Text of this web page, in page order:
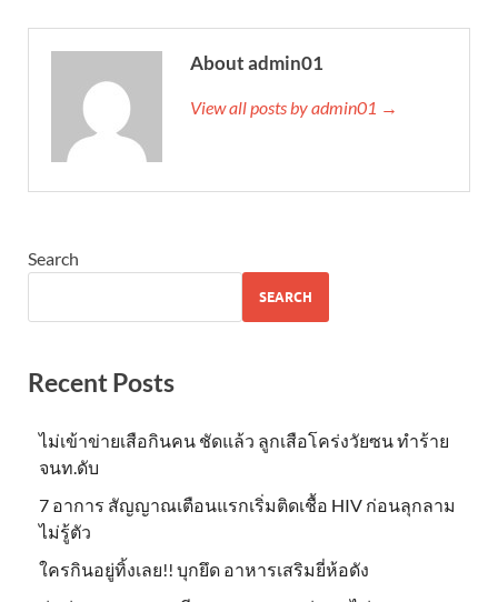
About admin01
View all posts by admin01 →
Search
SEARCH
Recent Posts
ไม่เข้าข่าย​เสือกินคน ชัดแล้ว ลูกเสือโคร่งวัยซน ทำร้าย
จนท.ดับ
7 อาการ สัญญาณเตือนแรกเริ่มติดเชื้อ HIV ก่อนลุกลาม
ไม่รู้ตัว
ใครกินอยู่ทิ้งเลย!! บุกยึด อาหารเสริมยี่ห้อดัง